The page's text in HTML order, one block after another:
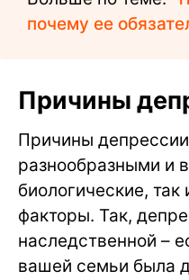
почему ее
Причины
Причины
разнообразными и
биологические, так
факторы. Так,
наследственной –
вашей семьи была